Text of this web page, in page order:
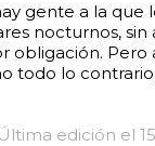
gente a la
nocturnos,
obligación.
todo lo
edición el